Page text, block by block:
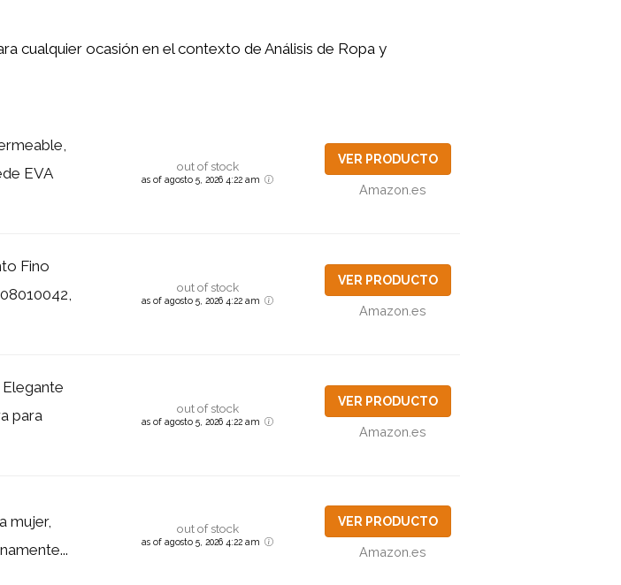
cualquier ocasión en el contexto de Análisis de Ropa y
EVA
out of stock
as of agosto 5, 2026 4:22 am
VER PRODUCTO
Amazon.es
Fino
out of stock
as of agosto 5, 2026 4:22 am
VER PRODUCTO
Amazon.es
para
out of stock
as of agosto 5, 2026 4:22 am
VER PRODUCTO
Amazon.es
mujer,
out of stock
as of agosto 5, 2026 4:22 am
VER PRODUCTO
Amazon.es